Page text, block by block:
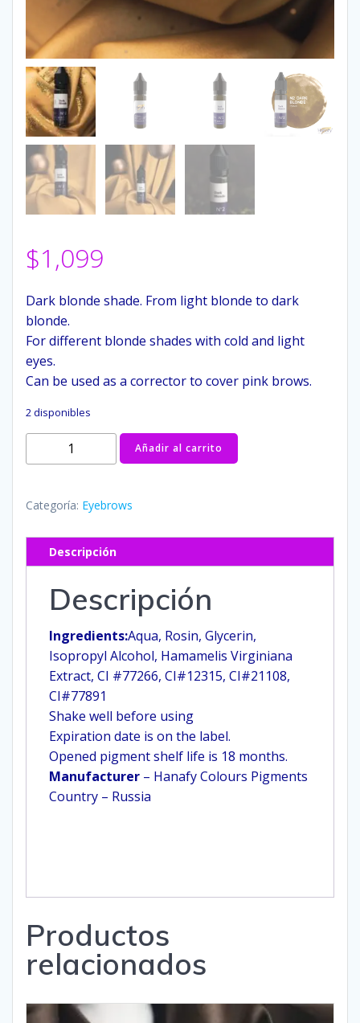
$1,099
Dark blonde shade. From light blonde to dark
blonde.
For different blonde shades with cold and light
eyes.
Can be used as a corrector to cover pink brows.
2 disponibles
Pigmento
de
No.
·
Dark
cantidad
Añadir al carrito
Categoría: Eyebrows
Descripción
Descripción
Ingredients:Aqua, Rosin, Glycerin,
Isopropyl Alcohol, Hamamelis Virginiana
Extract, CI #77266, CI#12315, CI#21108,
CI#77891
Shake well before using
Expiration date is on the label.
Opened pigment shelf life is 18 months.
Manufacturer – Hanafy Colours Pigments
Country – Russia
Productos
relacionados